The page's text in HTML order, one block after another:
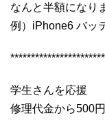
なんと半額になり
例）iPhone6 バッ
学生さんを応援
修理代金から500